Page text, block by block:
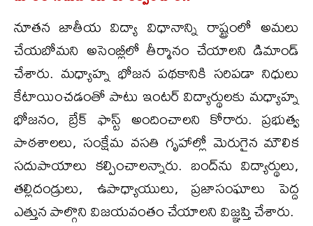
నూతన జాతీయ విద్యా విధానాన్ని రాష్ట్రంలో అమలు
చేయబోమని అసెంబ్లీలో తీర్మానం చేయాలని డిమాండ్
చేశారు. ​మధ్యాహ్న భోజన పథకానికి సరిపడా నిధులు
కేటాయించడంతో పాటు ఇంటర్ విద్యార్థులకు మధ్యాహ్న
భోజనం, బ్రేక్ ఫాస్ట్ అందించాలని కోరారు. ప్రభుత్వ
పాఠశాలలు, సంక్షేమ వసతి గృహాల్లో మెరుగైన మౌలిక
సదుపాయాలు కల్పించాలన్నారు. బంద్‌ను విద్యార్థులు,
తల్లిదండ్రులు, ఉపాధ్యాయులు, ప్రజాసంఘాలు పెద్ద
ఎత్తున పాల్గొని విజయవంతం చేయాలని విజ్ఞప్తి చేశారు.